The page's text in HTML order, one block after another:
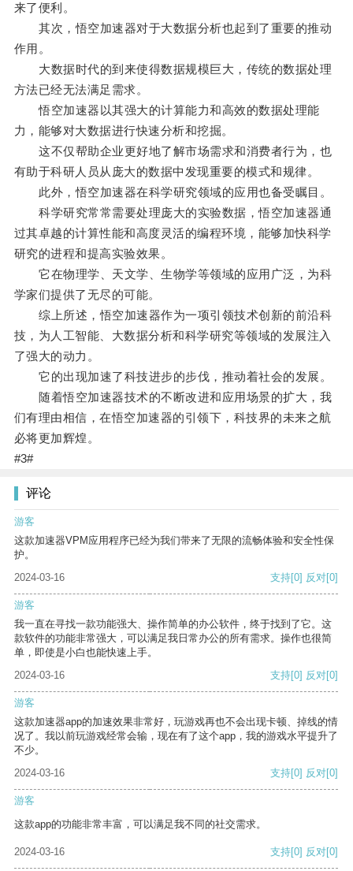
来了便利。
其次，悟空加速器对于大数据分析也起到了重要的推动
作用。
大数据时代的到来使得数据规模巨大，传统的数据处理
方法已经无法满足需求。
悟空加速器以其强大的计算能力和高效的数据处理能
力，能够对大数据进行快速分析和挖掘。
这不仅帮助企业更好地了解市场需求和消费者行为，也
有助于科研人员从庞大的数据中发现重要的模式和规律。
此外，悟空加速器在科学研究领域的应用也备受瞩目。
科学研究常常需要处理庞大的实验数据，悟空加速器通
过其卓越的计算性能和高度灵活的编程环境，能够加快科学
研究的进程和提高实验效果。
它在物理学、天文学、生物学等领域的应用广泛，为科
学家们提供了无尽的可能。
综上所述，悟空加速器作为一项引领技术创新的前沿科
技，为人工智能、大数据分析和科学研究等领域的发展注入
了强大的动力。
它的出现加速了科技进步的步伐，推动着社会的发展。
随着悟空加速器技术的不断改进和应用场景的扩大，我
们有理由相信，在悟空加速器的引领下，科技界的未来之航
必将更加辉煌。
#3#
评论
游客
这款加速器VPM应用程序已经为我们带来了无限的流畅体验和安全性保
护。
2024-03-16
支持[0] 反对[0]
游客
我一直在寻找一款功能强大、操作简单的办公软件，终于找到了它。这
款软件的功能非常强大，可以满足我日常办公的所有需求。操作也很简
单，即使是小白也能快速上手。
2024-03-16
支持[0] 反对[0]
游客
这款加速器app的加速效果非常好，玩游戏再也不会出现卡顿、掉线的情
况了。我以前玩游戏经常会输，现在有了这个app，我的游戏水平提升了
不少。
2024-03-16
支持[0] 反对[0]
游客
这款app的功能非常丰富，可以满足我不同的社交需求。
2024-03-16 支持[0] 反对[0]